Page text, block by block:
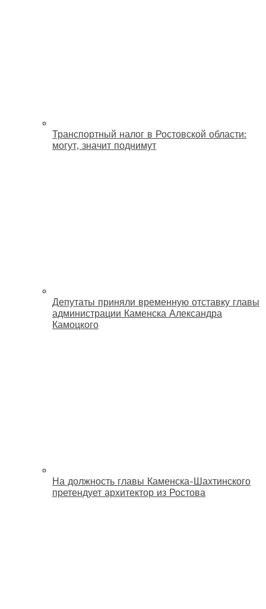
Транспортный налог в Ростовской области:
могут, значит поднимут
Депутаты приняли временную отставку главы
администрации Каменска Александра
Камоцкого
На должность главы Каменска-Шахтинского
претендует архитектор из Ростова